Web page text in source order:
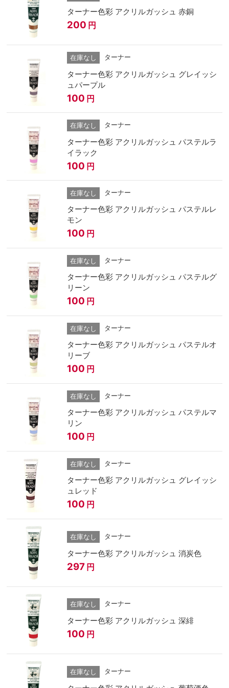
ターナー色彩 アクリルガッシュ 赤銅
200 円
在庫なし ターナー
ターナー色彩 アクリルガッシュ グレイッシ
ュパープル
100 円
在庫なし ターナー
ターナー色彩 アクリルガッシュ パステルラ
イラック
100 円
在庫なし ターナー
ターナー色彩 アクリルガッシュ パステルレ
モン
100 円
在庫なし ターナー
ターナー色彩 アクリルガッシュ パステルグ
リーン
100 円
在庫なし ターナー
ターナー色彩 アクリルガッシュ パステルオ
リーブ
100 円
在庫なし ターナー
ターナー色彩 アクリルガッシュ パステルマ
リン
100 円
在庫なし ターナー
ターナー色彩 アクリルガッシュ グレイッシ
ュレッド
100 円
在庫なし ターナー
ターナー色彩 アクリルガッシュ 消炭色
297 円
在庫なし ターナー
ターナー色彩 アクリルガッシュ 深緋
100 円
在庫なし ターナー